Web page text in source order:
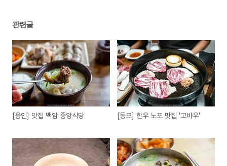
관련글
[용인] 맛집 백암 중앙식당 [동묘] 한우 노포 맛집 '고바우'